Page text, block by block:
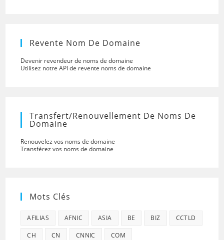
Revente Nom De Domaine
Devenir revendeur de noms de domaine
Utilisez notre API de revente noms de domaine
Transfert/renouvellement De Noms De
Domaine
Renouvelez vos noms de domaine
Transférez vos noms de domaine
Mots Clés
AFILIAS AFNIC ASIA BE BIZ CCTLD
CH CN CNNIC COM